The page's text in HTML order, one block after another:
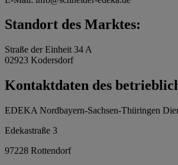
Standort des Marktes:
Straße der Einheit 34 A
02923 Kodersdorf
Kontaktdaten des
EDEKA Nordbayern-Sachsen-Thüringen
Edekastraße 3
97228 Rottendorf